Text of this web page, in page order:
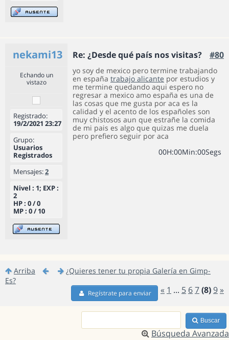
nekami13 Re: ¿Desde qué país nos visitas? #80
Echando un
vistazo
Registrado:
19/2/2021 23:27
Grupo:
Usuarios
Registrados
Mensajes:2
Nivel : 1; EXP :
2
HP : 0 / 0
MP : 0 / 10
yo soy de mexico pero termine trabajando
en españa trabajo alicante por estudios y
me termine quedando aqui espero no
regresar a mexico amo españa es una de
las cosas que me gusta por aca es la
calidad y el acento de los españoles son
muy chistosos aun que estrañe la comida
de mi pais es algo que quizas me duela
pero prefiero seguir por aca
00H:00Min:00Segs
Arriba
¿Quieres tener tu propia Galería en Gimp-
Es?
« 1 ... 5 67(8) 9 »
Regístrate para enviar
Buscar
Búsqueda Avanzada